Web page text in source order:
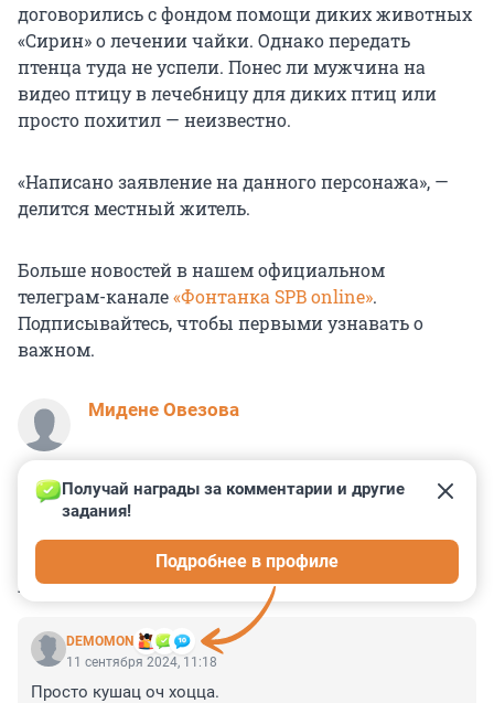
договорились с фондом помощи диких животных
«Сирин» о лечении чайки. Однако передать
птенца туда не успели. Понес ли мужчина на
видео птицу в лечебницу для диких птиц или
просто похитил — неизвестно.
«Написано заявление на данного персонажа», —
делится местный житель.
Больше новостей в нашем официальном
телеграм-канале«Фонтанка SPB online».
Подписывайтесь, чтобы первыми узнавать о
важном.
Мидене Овезова
КОММЕНТАРИИ 12
DEMOMON
Получай награды за комментарии и другие
задания!
Подробнее в профиле
11 сентября 2024, 11:18
Просто кушац оч хоцца.